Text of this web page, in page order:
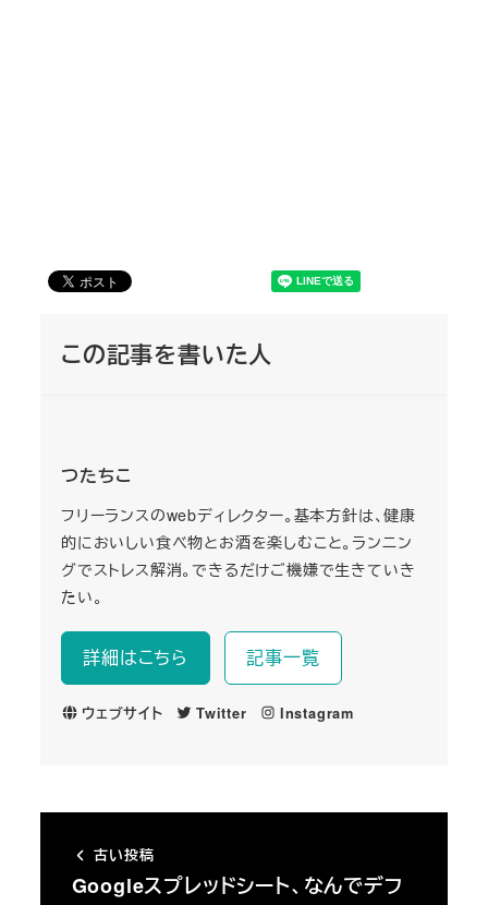
この記事を書いた人
つたちこ
フリーランスのwebディレクター。基本方針は、健康
的においしい食べ物とお酒を楽しむこと。ランニン
グでストレス解消。できるだけご機嫌で生きていき
たい。
詳細はこちら 記事一覧
ウェブサイト Twitter Instagram
古い投稿
Googleスプレッドシート、なんでデフ